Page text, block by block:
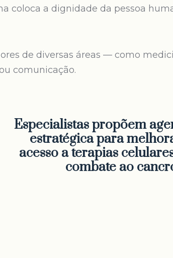
coloca a dignidade da pessoa
de diversas áreas — como
comunicação.
Especialistas propõem
estratégica para
acesso a terapias
combate ao